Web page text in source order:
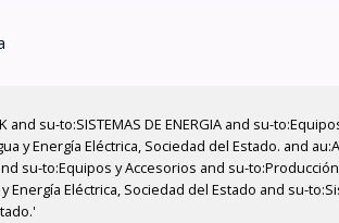
su-to:SISTEMAS DE ENERGIA and su-
y Energía Eléctrica, Sociedad del Estado. and
su-to:Equipos y Accesorios and su-
Eléctrica, Sociedad del Estado and su-